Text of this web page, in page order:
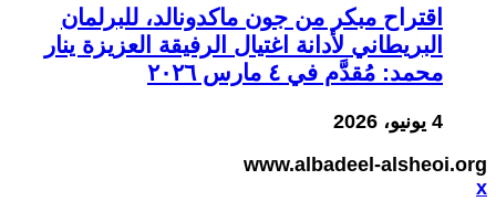
اقتراح مبكر من جون ماكدونالد، للبرلمان
البريطاني لأدانة اغتيال الرفيقة العزيزة ينار
محمد: مُقدَّم في ٤ مارس ٢٠٢٦
4 يونيو، 2026
www.albadeel-alsheoi.org
x